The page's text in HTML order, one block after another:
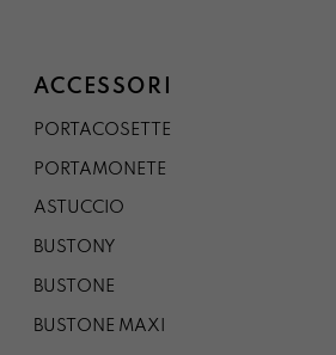
ACCESSORI
PORTACOSETTE
PORTAMONETE
ASTUCCIO
BUSTONY
BUSTONE
BUSTONE MAXI